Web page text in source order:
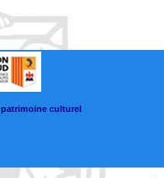
patrimoine culturel